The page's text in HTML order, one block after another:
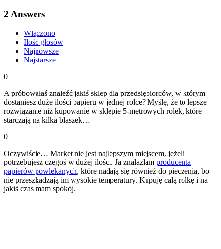
2 Answers
Włączono
Ilość głosów
Najnowsze
Najstarsze
0
A próbowałaś znaleźć jakiś sklep dla przedsiębiorców, w którym
dostaniesz duże ilości papieru w jednej rolce? Myślę, że to lepsze
rozwiązanie niż kupowanie w sklepie 5-metrowych rolek, które
starczają na kilka blaszek…
0
Oczywiście… Market nie jest najlepszym miejscem, jeżeli
potrzebujesz czegoś w dużej ilości. Ja znalazłam producenta
papierów powlekanych, które nadają się również do pieczenia, bo
nie przeszkadzają im wysokie temperatury. Kupuję całą rolkę i na
jakiś czas mam spokój.